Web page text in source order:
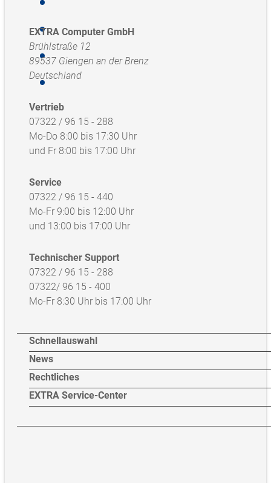
EXTRA Computer GmbH
Brühlstraße 12
89537 Giengen an der Brenz
Deutschland
Vertrieb
07322 / 96 15 - 288
Mo-Do 8:00 bis 17:30 Uhr
und Fr 8:00 bis 17:00 Uhr
Service
07322 / 96 15 - 440
Mo-Fr 9:00 bis 12:00 Uhr
und 13:00 bis 17:00 Uhr
Technischer Support
07322 / 96 15 - 288
07322/ 96 15 - 400
Mo-Fr 8:30 Uhr bis 17:00 Uhr
Schnellauswahl
News
Rechtliches
EXTRA Service-Center